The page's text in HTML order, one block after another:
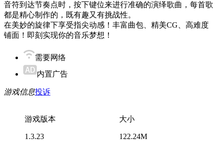
音符到达节奏点时，按下键位来进行准确的演绎歌曲，每首歌
都是精心制作的，既有趣又有挑战性。
在美妙的旋律下享受指尖动感！丰富曲包、精美CG、高难度
铺面！即刻实现你的音乐梦想！
需要网络
内置广告
游戏信息投诉
游戏版本
1.3.23
大小
122.24M